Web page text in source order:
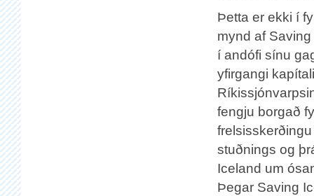
Þetta er ekki í
mynd af
í andófi sínu
yfirgangi
fengju borgað
stuðnings og
Iceland um
Þegar Saving